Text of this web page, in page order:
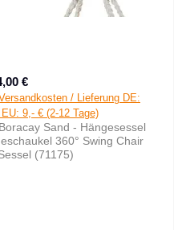
Verkaufspreis:
€
/ Lieferung DE:
9,- € (2-12 Tage)
Sand - Hängesessel
360° Swing Chair
(71175)